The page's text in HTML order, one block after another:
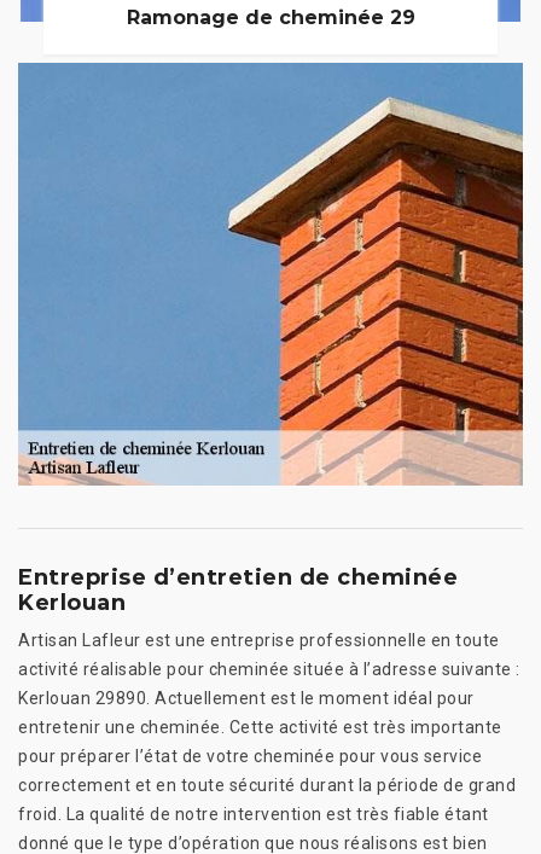
Ramonage de cheminée 29
Entreprise d’entretien de cheminée
Kerlouan
Artisan Lafleur est une entreprise professionnelle en toute
activité réalisable pour cheminée située à l’adresse suivante :
Kerlouan 29890. Actuellement est le moment idéal pour
entretenir une cheminée. Cette activité est très importante
pour préparer l’état de votre cheminée pour vous service
correctement et en toute sécurité durant la période de grand
froid. La qualité de notre intervention est très fiable étant
donné que le type d’opération que nous réalisons est bien